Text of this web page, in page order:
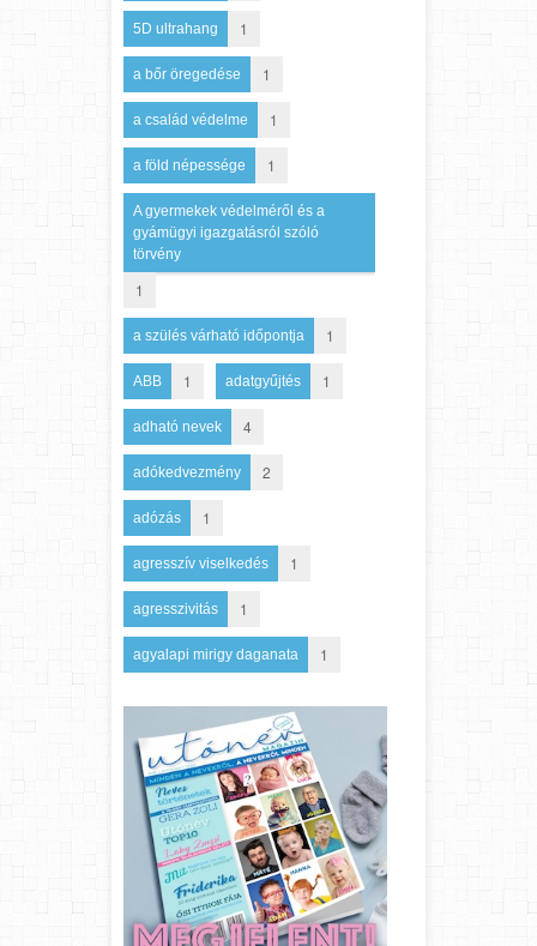
5D ultrahang 1
a bőr öregedése 1
a család védelme 1
a föld népessége 1
A gyermekek védelméről és a
gyámügyi igazgatásról szóló
törvény
1
a szülés várható időpontja 1
ABB 1 adatgyűjtés 1
adható nevek 4
adókedvezmény 2
adózás 1
agresszív viselkedés 1
agresszivitás 1
agyalapi mirigy daganata 1